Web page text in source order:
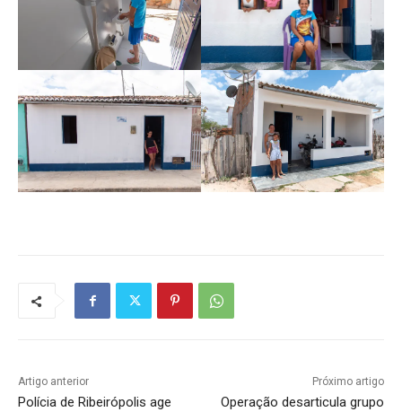
Artigo anterior
Polícia de Ribeirópolis age
Próximo artigo
Operação desarticula grupo